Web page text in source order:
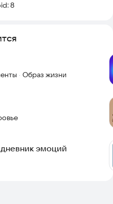
8
· Образ жизни
эмоций